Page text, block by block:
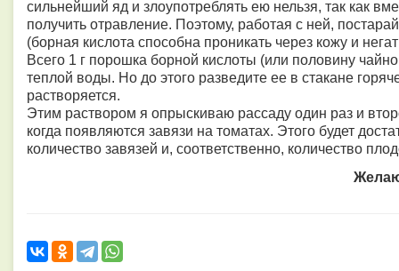
сильнейший яд и злоупотреблять ею нельзя, так как
получить отравление. Поэтому, работая с ней,
(борная кислота способна проникать через кожу и
Всего 1 г порошка борной кислоты (или половину
теплой воды. Но до этого разведите ее в стакане
растворяется.
Этим раствором я опрыскиваю рассаду один раз и
когда появляются завязи на томатах. Этого будет
количество завязей и, соответственно, количество